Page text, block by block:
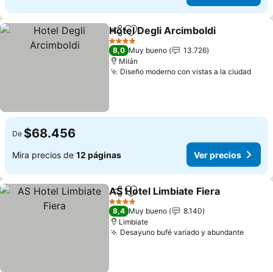
CompartirAgregar a favoritos
Hotel Degli Arcimboldi
4 Estrellas
8,0 Muy bueno
13.726
Milán
Diseño moderno con vistas a la ciudadVer
De $68.456
Mira precios de 12 páginas Ver precios
CompartirAgregar a favoritos
AS Hotel Limbiate Fiera
4 Estrellas
8,4 Muy bueno
8.140
Limbiate
Desayuno bufé variado y abundanteVer